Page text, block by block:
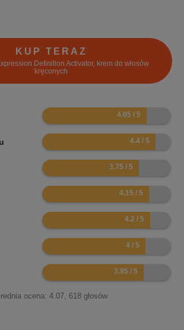
KUP TERAZ
Definition Activator, krem do włosów
kręconych
8.1
8.8
7.5
8.3
8.4
8
7.9
ocena: 4.07, 618głosów